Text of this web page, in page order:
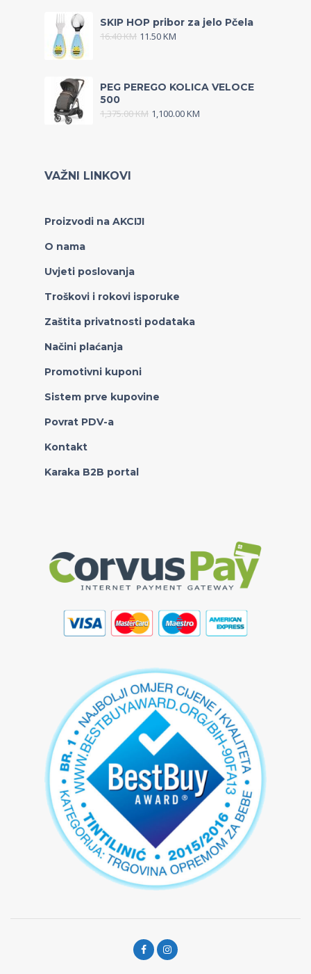
SKIP HOP pribor za jelo Pčela
16.40KM 11.50KM
PEG PEREGO KOLICA VELOCE
500
1,375.00KM 1,100.00KM
VAŽNI LINKOVI
Proizvodi na AKCIJI
O nama
Uvjeti poslovanja
Troškovi i rokovi isporuke
Zaštita privatnosti podataka
Načini plaćanja
Promotivni kuponi
Sistem prve kupovine
Povrat PDV-a
Kontakt
Karaka B2B portal